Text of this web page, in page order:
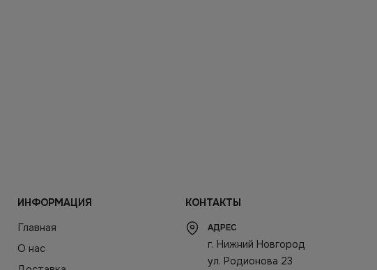
ИНФОРМАЦИЯ
Главная
О нас
КОНТАКТЫ
АДРЕС
г. Нижний Новгород
ул. Родионова 23